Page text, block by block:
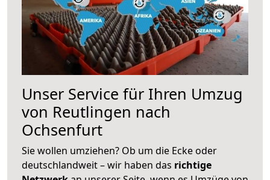
Unser Service für Ihren Umzug
von Reutlingen nach
Ochsenfurt
Sie wollen umziehen? Ob um die Ecke oder
deutschlandweit – wir haben das richtige